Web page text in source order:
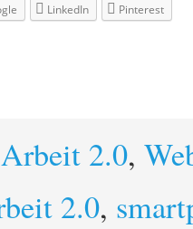
LinkedIn Pinterest
Arbeit 2.0,
2.0,